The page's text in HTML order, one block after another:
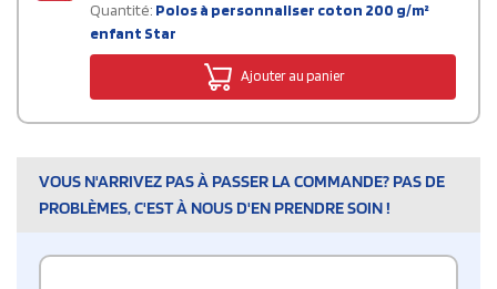
Quantité: Polos à personnaliser coton 200 g/m²
enfant Star
Ajouter au panier
VOUS N'ARRIVEZ PAS À PASSER LA COMMANDE? PAS DE
PROBLÈMES, C'EST À NOUS D'EN PRENDRE SOIN !